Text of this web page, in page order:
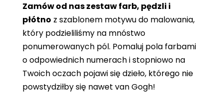
Zamów od nas zestaw farb, pędzli i
płótno z szablonem motywu do malowania,
który podzieliliśmy na mnóstwo
ponumerowanych pól. Pomaluj pola farbami
o odpowiednich numerach i stopniowo na
Twoich oczach pojawi się dzieło, którego nie
powstydziłby się nawet van Gogh!